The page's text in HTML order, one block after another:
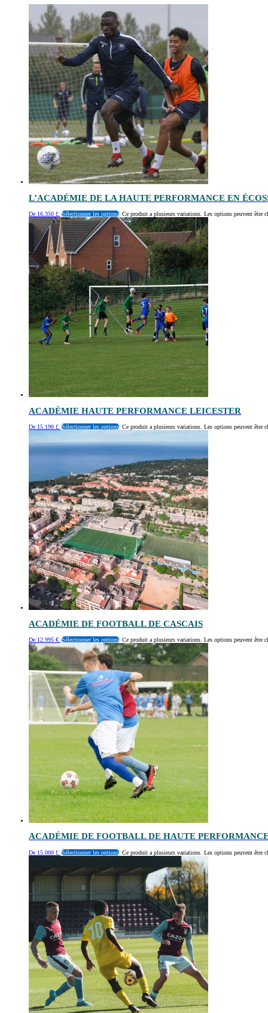
L’ACADÉMIE DE LA HAUTE PERFORMANCE EN
De 16.350 £ Sélectionner les options Ce produit a plusieurs variations. Les options peuvent être
ACADÉMIE HAUTE PERFORMANCE LEICESTER
De 15.190 £ Sélectionner les options Ce produit a plusieurs variations. Les options peuvent être
ACADÉMIE DE FOOTBALL DE CASCAIS
De 12.995 € Sélectionner les options Ce produit a plusieurs variations. Les options peuvent être
ACADÉMIE DE FOOTBALL DE HAUTE
De 15.000 £ Sélectionner les options Ce produit a plusieurs variations. Les options peuvent être